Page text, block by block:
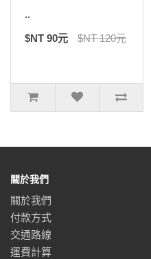
..
$NT 90元 $NT 120元
關於我們
關於我們
付款方式
交通路線
運費計算